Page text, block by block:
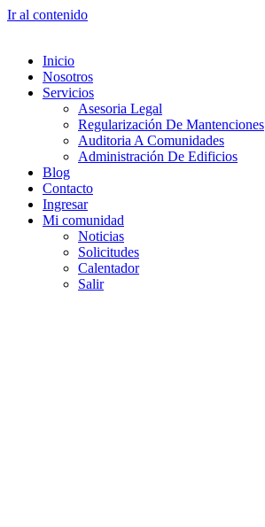
Ir al contenido
Inicio
Nosotros
Servicios
Asesoria Legal
Regularización De Mantenciones
Auditoria A Comunidades
Administración De Edificios
Blog
Contacto
Ingresar
Mi comunidad
Noticias
Solicitudes
Calentador
Salir